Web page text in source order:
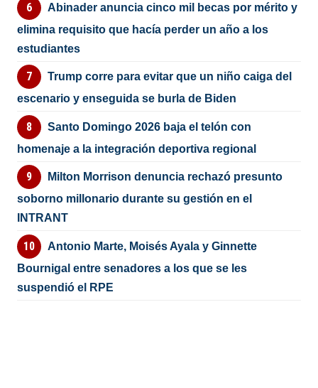
Abinader anuncia cinco mil becas por mérito y
elimina requisito que hacía perder un año a los
estudiantes
Trump corre para evitar que un niño caiga del
escenario y enseguida se burla de Biden
Santo Domingo 2026 baja el telón con
homenaje a la integración deportiva regional
Milton Morrison denuncia rechazó presunto
soborno millonario durante su gestión en el
INTRANT
Antonio Marte, Moisés Ayala y Ginnette
Bournigal entre senadores a los que se les
suspendió el RPE